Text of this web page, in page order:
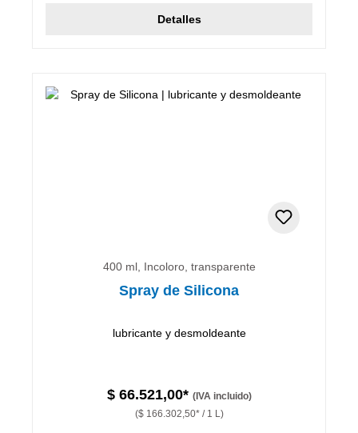
Detalles
400 ml, Incoloro, transparente
Spray de Silicona
lubricante y desmoldeante
$ 66.521,00* (IVA incluido)
($ 166.302,50* / 1 L)